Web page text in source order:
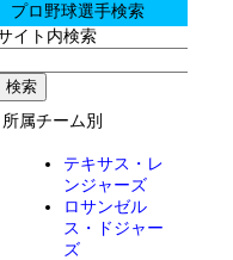
プロ野球選手検索
イト内検索
所属チーム別
テキサス・レ
ンジャーズ
ロサンゼル
ス・ドジャー
ズ